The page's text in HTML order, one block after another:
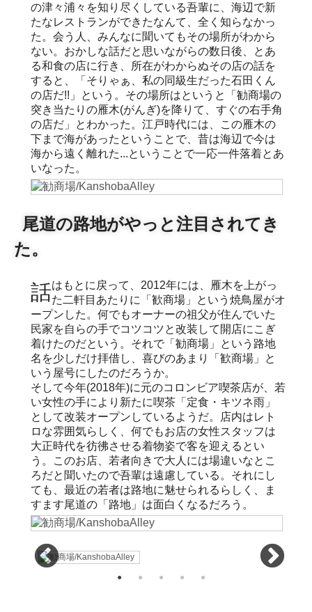
の津々浦々を知り尽くしている吾輩に、海辺で新
たなレストランができたなんて、全く知らなかっ
た。会う人、みんなに聞いてもその場所がわから
ない。おかしな話だと思いながらの数日後、とあ
る和食の店に行き、所在がわからぬその店の話を
すると、「そりゃぁ、私の同級生だった石田くん
の店だ!!」という。その場所はというと「勧商場の
突き当たりの雁木(がんぎ)を降りて、すぐの右手角
の店だ」とわかった。江戸時代には、この雁木の
下まで海があったということで、昔は海辺で今は
海から遠く離れた...ということで一応一件落着とあ
いなった。
尾道の路地がやっと注目されてき
た。
話はもとに戻って、2012年には、雁木を上がった二軒目あたりに「歓商場」という焼鳥屋がオ
ープンした。何でもオーナーの祖父が住んでいた
民家を自らの手でコツコツと改装して開店にこぎ
着けたのだという。それで「勧商場」という路地
名を少しだけ拝借し、喜びのあまり「歓商場」と
いう屋号にしたのだろうか。
そして今年(2018年)に元のコロンビア喫茶店が、若
い女性の手により新たに喫茶「定食・キツネ雨」
として改装オープンしているようだ。店内はレト
ロな雰囲気らしく、何でもお店の女性スタッフは
大正時代を彷彿させる着物姿で客を迎えるとい
う。このお店、若者向きで大人には場違いなとこ
ろだと聞いたので吾輩は遠慮している。それにし
ても、最近の若者は路地に魅せられるらしく、ま
すます尾道の「路地」は面白くなるだろう。